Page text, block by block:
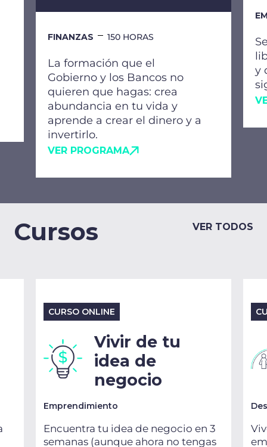
FINANZAS 150 HORAS
La formación que el
Gobierno y los Bancos no
quieren que hagas: crea
abundancia en tu vida y
aprende a crear el dinero y a
invertirlo.
VER PROGRAMA
y
Cursos VER TODOS
CURSO ONLINE
Vivir de tu
idea de
negocio
Emprendimiento
Encuentra tu idea de negocio en 3
semanas (aunque ahora no tengas